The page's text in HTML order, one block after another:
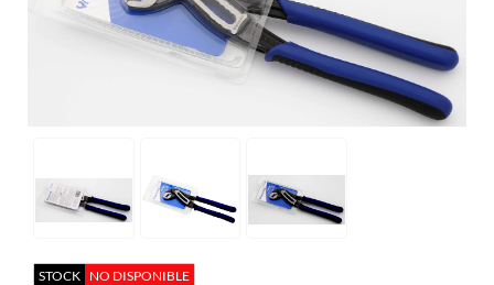
STOCK NO DISPONIBLE